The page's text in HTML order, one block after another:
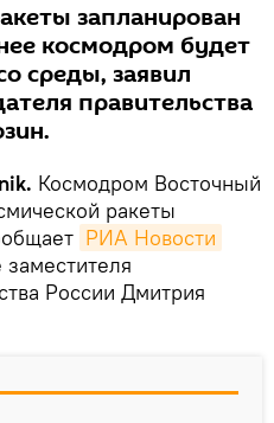
запланирован
космодром будет
среды, заявил
правительства
Космодром Восточный
ракеты
РИА Новости
России Дмитрия